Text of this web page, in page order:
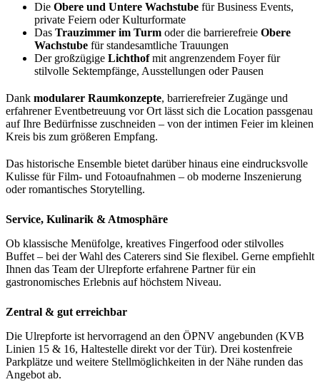
Die Obere und Untere Wachstube für Business Events,
private Feiern oder Kulturformate
Das Trauzimmer im Turm oder die barrierefreie Obere
Wachstube für standesamtliche Trauungen
Der großzügige Lichthofmit angrenzendem Foyer für
stilvolle Sektempfänge, Ausstellungen oder Pausen
Dank modularer Raumkonzepte, barrierefreier Zugänge und
erfahrener Eventbetreuung vor Ort lässt sich die Location passgenau
auf Ihre Bedürfnisse zuschneiden – von der intimen Feier im kleinen
Kreis bis zum größeren Empfang.
Das historische Ensemble bietet darüber hinaus eine eindrucksvolle
Kulisse für Film- und Fotoaufnahmen – ob moderne Inszenierung
oder romantisches Storytelling.
Service, Kulinarik & Atmosphäre
Ob klassische Menüfolge, kreatives Fingerfood oder stilvolles
Buffet – bei der Wahl des Caterers sind Sie flexibel. Gerne empfiehlt
Ihnen das Team der Ulrepforte erfahrene Partner für ein
gastronomisches Erlebnis auf höchstem Niveau.
Zentral & gut erreichbar
Die Ulrepforte ist hervorragend an den ÖPNV angebunden (KVB
Linien 15 & 16, Haltestelle direkt vor der Tür). Drei kostenfreie
Parkplätze und weitere Stellmöglichkeiten in der Nähe runden das
Angebot ab.